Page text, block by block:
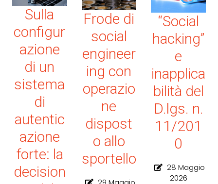
Sulla
configur
azione
di un
sistema
di
autentic
azione
forte: la
decision
Frode di
social
engineer
ing con
operazio
ne
dispost
o allo
sportello
“Social
hacking”
e
inapplica
bilità del
D.lgs. n.
11/201
0
28 Maggio
2026